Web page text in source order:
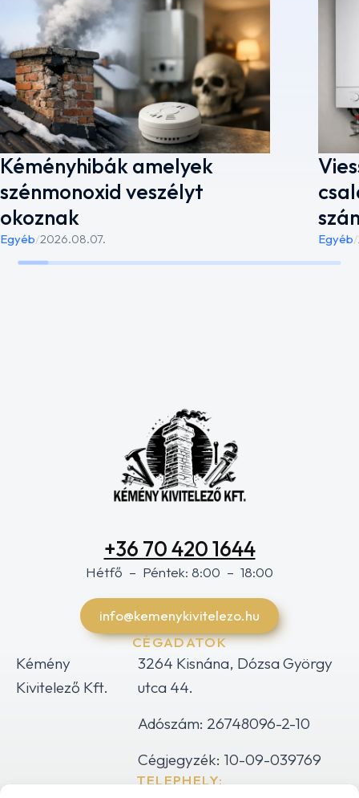
Kéményhibák amelyek
szénmonoxid veszélyt
okoznak
Egyéb/2026.08.07. Egyéb/
+36 70 420 1644
Hétfő – Péntek: 8:00 – 18:00
info@kemenykivitelezo.hu
CÉGADATOK
Kémény
Kivitelező Kft.
3264 Kisnána, Dózsa György
utca 44.
Adószám: 26748096-2-10
Cégjegyzék: 10-09-039769
TELEPHELY: